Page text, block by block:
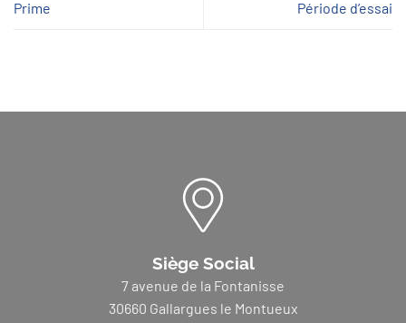
Prime Période d’essai
Siège Social
7 avenue de la Fontanisse
30660 Gallargues le Montueux